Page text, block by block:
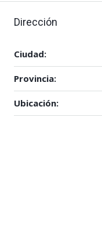
Dirección
Ciudad:
Provincia:
Ubicación: